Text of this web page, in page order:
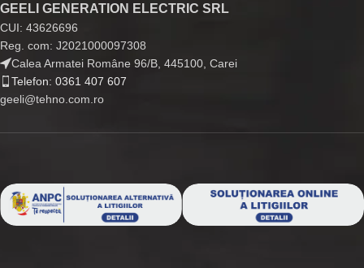
GEELI GENERATION ELECTRIC SRL
CUI: 43626696
Reg. com: J2021000097308
Calea Armatei Române 96/B, 445100, Carei
Telefon: 0361 407 607
geeli@tehno.com.ro